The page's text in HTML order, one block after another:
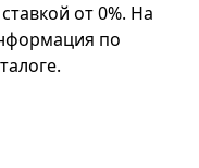
от 0%. На
по